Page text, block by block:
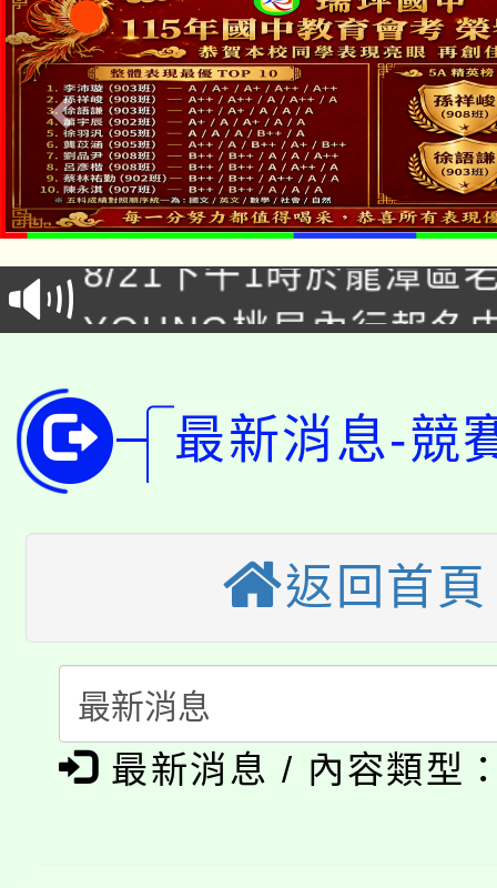
「本色祭」8/29、30在
場熱烈登場!
8/21下午1時於龍潭區
徵才活動。
YOUNG桃局內行報名
開!
115年桃園市運動會8/
田徑場及游泳池舉行。
桃園市低收入戶享有免
視費優惠，中低收入戶
半價優惠，詳情可洽有
者。
大園自造教育及科技中
份教師增能研習
大溪自造教育及科技
份教師研習
淨零綠生活教案入校路
會
115年食農教育專業人
程
「本色祭」8/29、30在
最新消息-競
返回首頁
最新消息 / 內容類型